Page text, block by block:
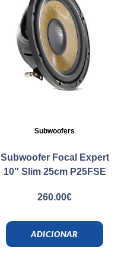
Subwoofers
Subwoofer Focal Expert
10″ Slim 25cm P25FSE
260.00€
ADICIONAR